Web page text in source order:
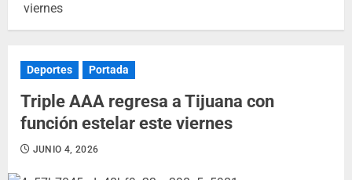
viernes
Deportes Portada
Triple AAA regresa a Tijuana con
función estelar este viernes
JUNIO 4, 2026